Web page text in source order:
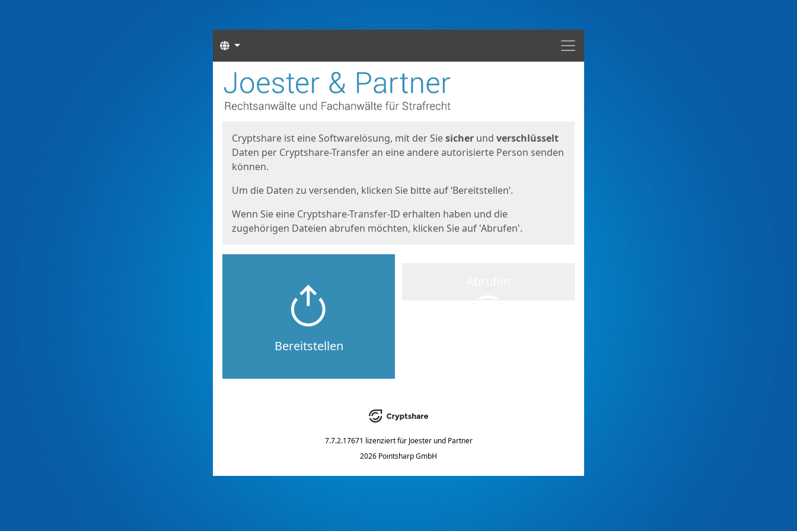
Menü
Sprachen
Start
Cryptshare ist eine Softwarelösung, mit der Siesicher und verschlüsselt
Daten per Cryptshare-Transfer an eine andere autorisierte Person senden
können.
Um die Daten zu versenden, klicken Sie bitte auf ‘Bereitstellen’.
Wenn Sie eine Cryptshare-Transfer-ID erhalten haben und die
zugehörigen Dateien abrufen möchten, klicken Sie auf 'Abrufen'.
Bereitstellen
7.7.2.17671 lizenziert für Joester und Partner
2026 Pointsharp GmbH